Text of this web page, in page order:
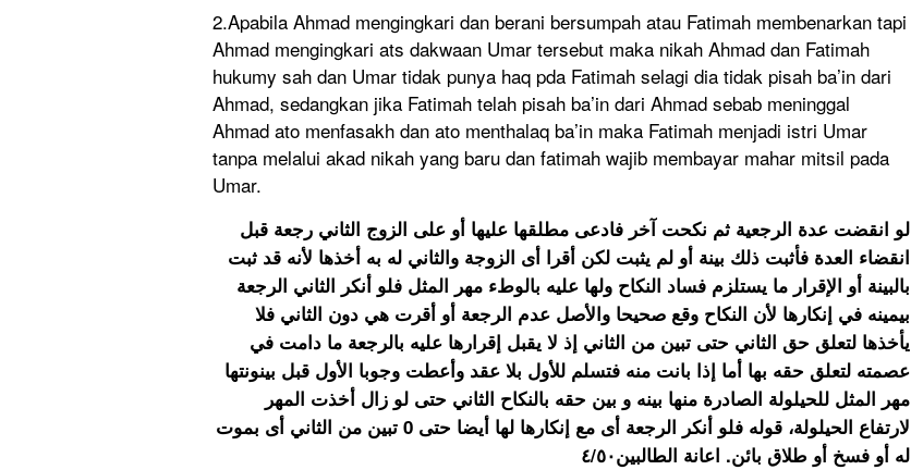
2.Apabila Ahmad mengingkari dan berani bersumpah atau Fatimah membenarkan tapi
Ahmad mengingkari ats dakwaan Umar tersebut maka nikah Ahmad dan Fatimah
hukumy sah dan Umar tidak punya haq pda Fatimah selagi dia tidak pisah ba’in dari
Ahmad, sedangkan jika Fatimah telah pisah ba’in dari Ahmad sebab meninggal
Ahmad ato menfasakh dan ato menthalaq ba’in maka Fatimah menjadi istri Umar
tanpa melalui akad nikah yang baru dan fatimah wajib membayar mahar mitsil pada
Umar.
لو انقضت عدة الرجعية ثم نكحت آخر فادعى مطلقها عليها أو على الزوج الثاني رجعة قبل
انقضاء العدة فأثبت ذلك بينة أو لم يثبت لكن أقرا أى الزوجة والثاني له به أخذها لأنه قد ثبت
بالبينة أو الإقرار ما يستلزم فساد النكاح ولها عليه بالوطء مهر المثل فلو أنكر الثاني الرجعة
بيمينه في إنكارها لأن النكاح وقع صحيحا والأصل عدم الرجعة أو أقرت هي دون الثاني فلا
يأخذها لتعلق حق الثاني حتى تبين من الثاني إذ لا يقبل إقرارها عليه بالرجعة ما دامت في
عصمته لتعلق حقه بها أما إذا بانت منه فتسلم للأول بلا عقد وأعطت وجوبا الأول قبل بينونتها
مهر المثل للحيلولة الصادرة منها بينه و بين حقه بالنكاح الثاني حتى لو زال أخذت المهر
لارتفاع الحيلولة، قوله فلو أنكر الرجعة أى مع إنكارها لها أيضا حتى 0 تبين من الثاني أى بموت
له أو فسخ أو طلاق بائن. اعانة الطالبين٤/٥٠